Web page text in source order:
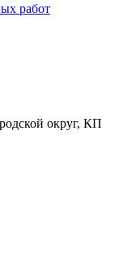
работ
округ, КП